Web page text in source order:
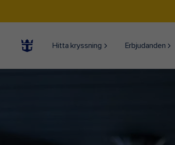
Hitta kryssning Erbjudanden